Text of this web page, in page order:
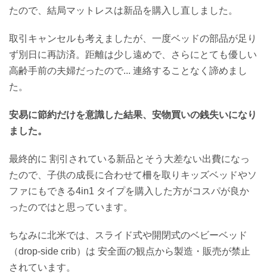
たので、結局マットレスは新品を購入し直しました。
取引キャンセルも考えましたが、一度ベッドの部品が足り
ず別日に再訪済。距離は少し遠めで、さらにとても優しい
高齢手前の夫婦だったので... 連絡することなく諦めまし
た。
安易に節約だけを意識した結果、安物買いの銭失いになり
ました。
最終的に 割引されている新品とそう大差ない出費になっ
たので、子供の成長に合わせて柵を取りキッズベッドやソ
ファにもできる4in1 タイプを購入した方がコスパが良か
ったのではと思っています。
ちなみに北米では、スライド式や開閉式のベビーベッド
（drop-side crib）は 安全面の観点から製造・販売が禁止
されています。